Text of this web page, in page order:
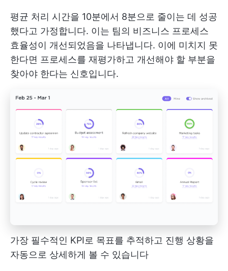
평균 처리 시간을 10분에서 8분으로 줄이는 데 성공
했다고 가정합니다. 이는 팀의 비즈니스 프로세스
효율성이 개선되었음을 나타냅니다. 이에 미치지 못
한다면 프로세스를 재평가하고 개선해야 할 부분을
찾아야 한다는 신호입니다.
가장 필수적인 KPI로 목표를 추적하고 진행 상황을
자동으로 상세하게 볼 수 있습니다